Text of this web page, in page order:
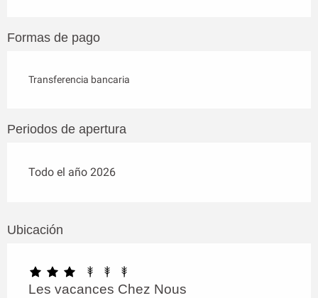
Formas de pago
Transferencia bancaria
Periodos de apertura
Todo el año 2026
Ubicación
Les vacances Chez Nous